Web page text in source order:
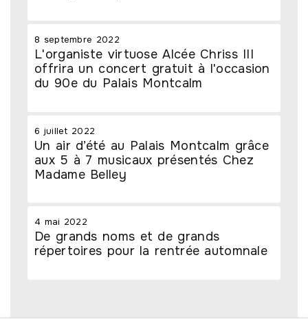
8 septembre 2022
L'organiste virtuose Alcée Chriss III
offrira un concert gratuit à l'occasion
du 90e du Palais Montcalm
6 juillet 2022
Un air d’été au Palais Montcalm grâce
aux 5 à 7 musicaux présentés Chez
Madame Belley
4 mai 2022
De grands noms et de grands
répertoires pour la rentrée automnale